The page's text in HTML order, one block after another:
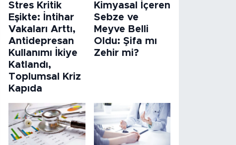
Stres Kritik
Eşikte: İntihar
Vakaları Arttı,
Antidepresan
Kullanımı İkiye
Katlandı,
Toplumsal Kriz
Kapıda
Kimyasal İçeren
Sebze ve
Meyve Belli
Oldu: Şifa mı
Zehir mi?